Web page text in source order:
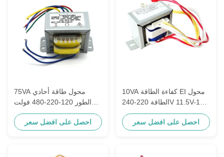
75VA محول طاقة أحادي
الطور 120-220-480 فولت
اثنان لف فئة F
احصل على افضل سعر
10VA كفاءة الطاقة EI محول
الطاقة 220-240V 11.5V-10V
0.75A
احصل على افضل سعر